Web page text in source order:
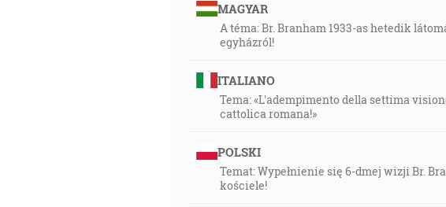
MAGYAR
A téma: Br. Branham 1933-as hetedik
egyházról!
ITALIANO
Tema: «L'adempimento della settima
cattolica romana!»
POLSKI
Temat: Wypełnienie się 6-dmej wizji Br.
kościele!